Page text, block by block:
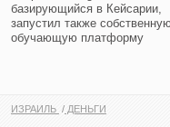
базирующийся в Кейсарии,
запустил также
обучающую платформу
ИЗРАИЛЬ ДЕНЬГИ